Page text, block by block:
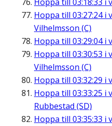
Hoppa till 03:27:24i
Vilhelmsson (C)
Hoppa till 03:29:04i
Hoppa till 03:30:53 i
Vilhelmsson (C)
Hoppa till 03:32:29 i
Hoppa till 03:33:25 i
Rubbestad (SD)
Hoppa till 03:35:33 i